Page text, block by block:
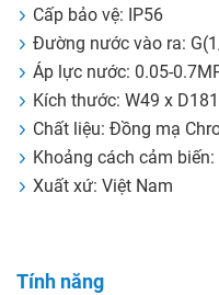
Cấp bảo vệ: IP56
Đường nước vào ra:
Áp lực nước: 0.05-
Kích thước: W49 x
Chất liệu: Đồng mạ
Khoảng cách cảm biến:
Xuất xứ: Việt Nam
Tính năng